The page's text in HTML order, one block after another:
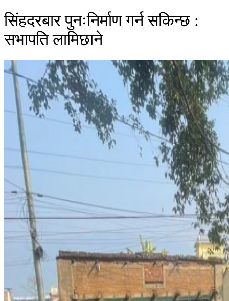
सिंहदरबार पुनःनिर्माण गर्न सकिन्छ :
सभापति लामिछाने